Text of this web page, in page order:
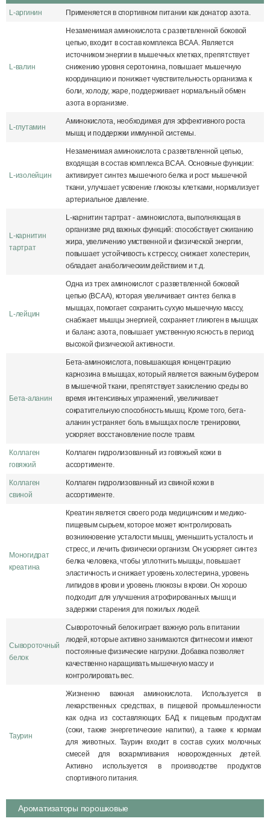
L-аргинин Применяется в спортивном питании как донатор азота.
L-валин
Незаменимая аминокислота с разветвленной боковой
цепью, входит в состав комплекса BCAA. Является
источником энергии в мышечных клетках, препятствует
снижению уровня серотонина, повышает мышечную
координацию и понижает чувствительность организма к
боли, холоду, жаре, поддерживает нормальный обмен
азота в организме.
L-глутамин
Аминокислота, необходимая для эффективного роста
мышц и поддержки иммунной системы.
L-изолейцин
Незаменимая аминокислота с разветвленной цепью,
входящая в состав комплекса BCAA. Основные функции:
активирует синтез мышечного белка и рост мышечной
ткани, улучшает усвоение глюкозы клетками, нормализует
артериальное давление.
L-карнитин
тартрат
L-карнитин тартрат - аминокислота, выполняющая в
организме ряд важных функций: способствует сжиганию
жира, увеличению умственной и физической энергии,
повышает устойчивость к стрессу, снижает холестерин,
обладает анаболическим действием и т.д.
L-лейцин
Одна из трех аминокислот с разветвленной боковой
цепью (BCAA), которая увеличивает синтез белка в
мышцах, помогает сохранить сухую мышечную массу,
снабжает мышцы энергией, сохраняет гликоген в мышцах
и баланс азота, повышает умственную ясность в период
высокой физической активности.
Бета-аланин
Бета-аминокислота, повышающая концентрацию
карнозина в мышцах, который является важным буфером
в мышечной ткани, препятствует закислению среды во
время интенсивных упражнений, увеличивает
сократительную способность мышц. Кроме того, бета-
аланин устраняет боль в мышцах после тренировки,
ускоряет восстановление после травм.
Коллаген
говяжий
Коллаген гидролизованный из говяжьей кожи в
ассортименте.
Коллаген
свиной
Коллаген гидролизованный из свиной кожи в
ассортименте.
Моногидрат
креатина
Креатин является своего рода медицинским и медико-
пищевым сырьем, которое может контролировать
возникновение усталости мышц, уменьшить усталость и
стресс, и лечить физически организм. Он ускоряет синтез
белка человека, чтобы уплотнить мышцы, повышает
эластичность и снижает уровень холестерина, уровень
липидов в крови и уровень глюкозы в крови. Он хорошо
подходит для улучшения атрофированных мышц и
задержки старения для пожилых людей.
Сывороточный
белок
Сывороточный белок играет важную роль в питании
людей, которые активно занимаются фитнесом и имеют
постоянные физические нагрузки. Добавка позволяет
качественно наращивать мышечную массу и
контролировать вес.
Таурин
Жизненно важная аминокислота. Используется в
лекарственных средствах, в пищевой промышленности
как одна из составляющих БАД к пищевым продуктам
(соки, также энергетические напитки), а также к кормам
для животных. Таурин входит в состав сухих молочных
смесей для вскармливания новорожденных детей.
Активно используется в производстве продуктов
спортивного питания.
Ароматизаторы порошковые